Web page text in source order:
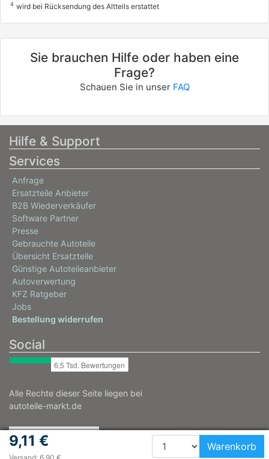
4 wird bei Rücksendung des Altteils erstattet
9,11 € Warenkorb
Sie brauchen Hilfe oder haben eine
Frage?
Schauen Sie in unser FAQ
Hilfe & Support
Services
Anfrage
Ersatzteile Anbieter
B2B Wiederverkäufer
Software Partner
Presse
Gebrauchte Autoteile
Übersicht Ersatzteile
Günstige Autoteileanbieter
Autoverwertung
KFZ Ratgeber
Jobs
Bestellung widerrufen
Social
Alle Rechte dieser Seite liegen bei
autoteile-markt.de